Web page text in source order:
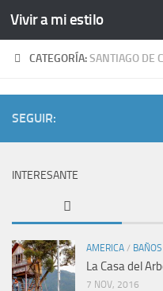
Vivir a mi estilo
CATEGORÍA:SANTIAGO DE
SEGUIR:
INTERESANTE
AMERICA / BAÑOS
La Casa del
7 NOV, 2016